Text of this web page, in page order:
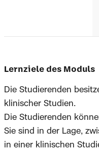
Lernziele des Moduls
Die Studierenden
klinischer Studien.
Die Studierenden
Sie sind in der Lage,
in einer klinischen